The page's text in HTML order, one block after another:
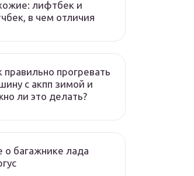
лифтбек и
в чем отличия
правильно прогревать
с акпп зимой и
ли это делать?
о багажнике лада